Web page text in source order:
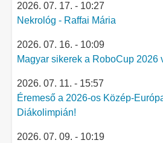
2026. 07. 17. - 10:27
Nekrológ - Raffai Mária
2026. 07. 16. - 10:09
Magyar sikerek a RoboCup 2026
2026. 07. 11. - 15:57
Éremeső a 2026-os Közép-
Diákolimpián!
2026. 07. 09. - 10:19